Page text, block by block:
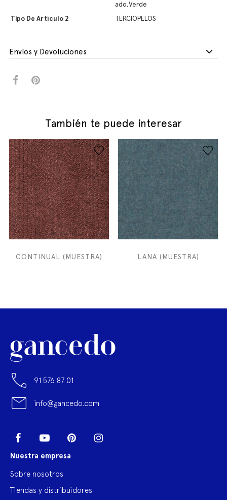
ado,Verde
Tipo De Artículo 2
TERCIOPELOS
Envíos y Devoluciones
También te puede interesar
CONTINUAL (MUESTRA) LANA (MUESTRA)
91 576 87 01
info@gancedo.com
Facebook YouTube Pinterest
Nuestra empresa
Sobre nosotros
Tiendas y distribuidores